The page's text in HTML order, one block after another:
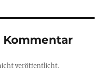
Kommentar
veröffentlicht.